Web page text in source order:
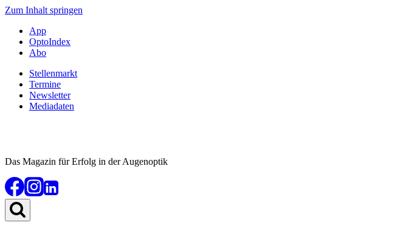
Zum Inhalt springen
App
OptoIndex
Abo
Stellenmarkt
Termine
Newsletter
Mediadaten
Das Magazin für Erfolg in der Augenoptik